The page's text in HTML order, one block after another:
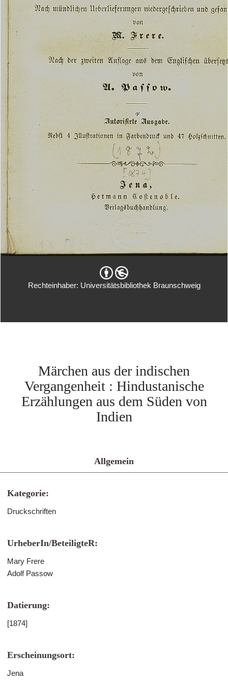
Rechteinhaber: Universitätsbibliothek Braunschweig
Märchen aus der indischen
Vergangenheit : Hindustanische
Erzählungen aus dem Süden von
Indien
Allgemein
Kategorie:
Druckschriften
UrheberIn/BeteiligteR:
Mary Frere
Adolf Passow
Datierung:
[1874]
Erscheinungsort:
Jena